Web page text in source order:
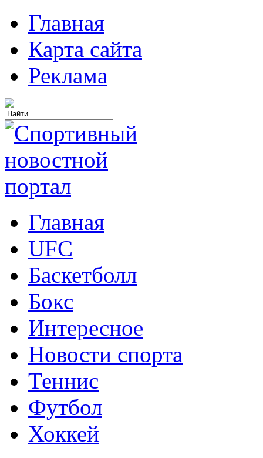
Главная
Карта сайта
Реклама
Главная
UFC
Баскетболл
Бокс
Интересное
Новости спорта
Теннис
Футбол
Хоккей